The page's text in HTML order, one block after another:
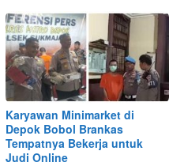
Karyawan Minimarket di
Depok Bobol Brankas
Tempatnya Bekerja untuk
Judi Online